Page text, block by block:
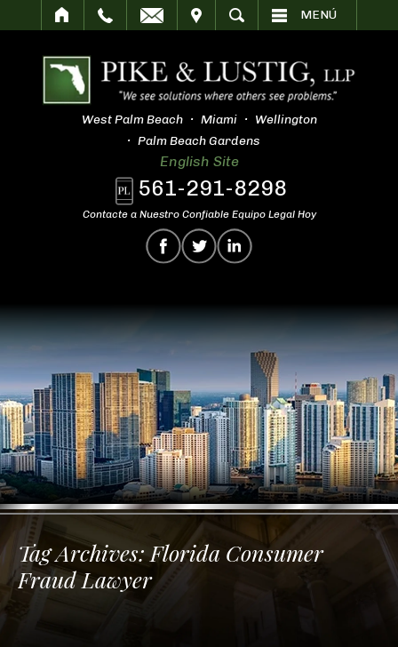
BUSCAR MENÚ
West Palm Beach Miami
Wellington
Palm Beach Gardens
English Site
561-291-8298
Contacte a Nuestro Confiable Equipo Legal Hoy
Tag Archives: Florida Consumer
Fraud Lawyer